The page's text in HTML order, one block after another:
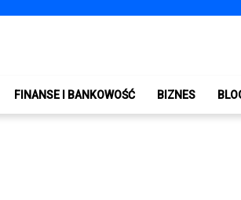
FINANSE I BANKOWOŚĆ BIZNES